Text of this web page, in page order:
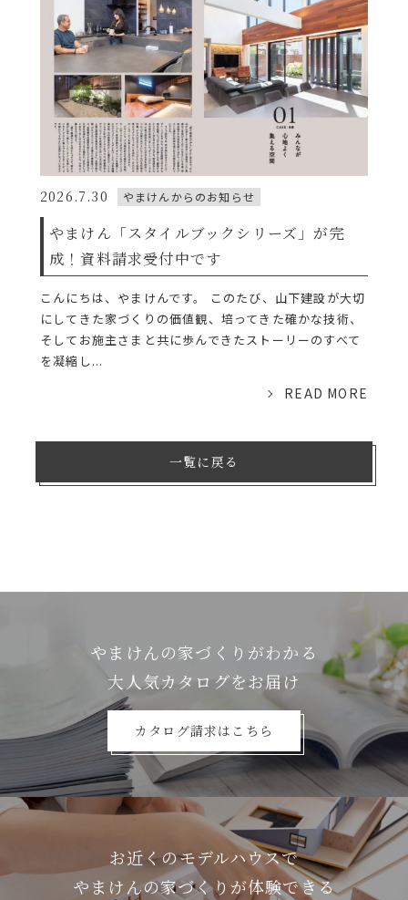
2026.7.30 やまけんからのお知らせ
やまけん「スタイルブックシリーズ」が完
成！資料請求受付中です
こんにちは、やまけんです。 このたび、山下建設が大切
にしてきた家づくりの価値観、培ってきた確かな技術、
そしてお施主さまと共に歩んできたストーリーのすべて
を凝縮し...
READ MORE
一覧に戻る
やまけんの家づくりがわかる
⼤⼈気カタログをお届け
カタログ請求はこちら
お近くのモデルハウスで
やまけんの家づくりが体験できる